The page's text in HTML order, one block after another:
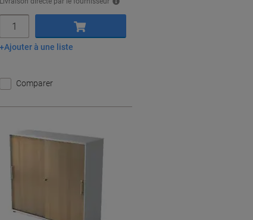
Ajouter au panier
Ajouter à une liste
Comparer